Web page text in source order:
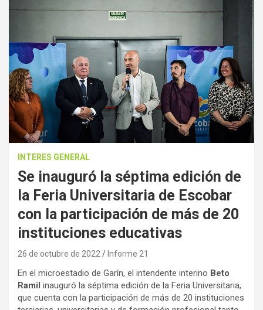
INTERES GENERAL
Se inauguró la séptima edición de
la Feria Universitaria de Escobar
con la participación de más de 20
instituciones educativas
26 de octubre de 2022 Informe 21
En el microestadio de Garín, el intendente interino Beto
Ramil inauguró la séptima edición de la Feria Universitaria,
que cuenta con la participación de más de 20 instituciones